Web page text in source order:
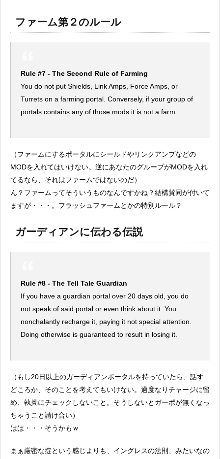
ファーム第２のルール
Rule #7 - The Second Rule of Farming
You do not put Shields, Link Amps, Force Amps, or
Turrets on a farming portal. Conversely, if your group of
portals contains any of those mods it is not a farm.
（ファームにするポータルにシールドやリンクアンプなどの
MODを入れてはいけない。逆にあなたのグループがMODを入れ
てるなら、それはファームではないのだ）
ん？ファームってそういうものなんですかね？結構賛同が付いて
ますが・・・。フラッシュファームとかの特別ルール？
ガーディアンに伝わる伝説
Rule #8 - The Tell Tale Guardian
If you have a guardian portal over 20 days old, you do
not speak of said portal or even think about it. You
nonchalantly recharge it, paying it not special attention.
Doing otherwise is guaranteed to result in losing it.
（もし20日以上のガーディアンポータルを持っていたら、話す
どころか、そのことを考えてもいけない。適度なりチャージに留
め、執拗にチェックしないこと。そうしないとガーポが無くなっ
ちゃうこと請け合い）
はは・・・そうかもｗ
まぁ厳密な掟という感じよりも、イングレスの法則、みたいなの